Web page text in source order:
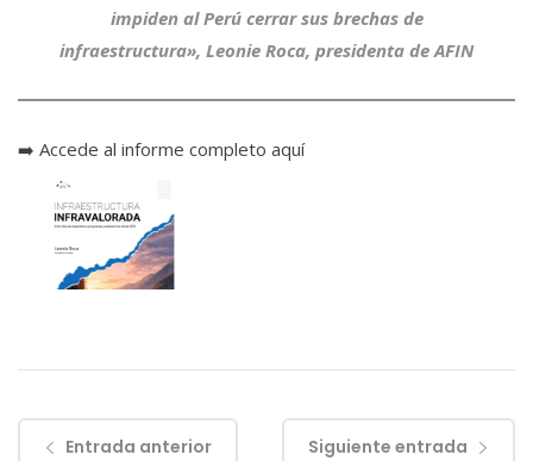
impiden al Perú cerrar sus brechas de
infraestructura», Leonie Roca, presidenta de AFIN
➡️ Accede al informe completo aquí
Entrada anterior Siguiente entrada